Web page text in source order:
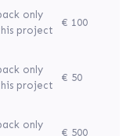
only
project
€ 100
only
project
€ 50
only
€ 500